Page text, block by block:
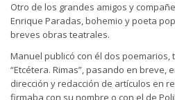
Otro de los grandes amigos y
Enrique Paradas, bohemio y poeta
breves obras teatrales.
Manuel publicó con él dos poemarios,
“Etcétera. Rimas”, pasando en breve,
dirección y redacción de artículos en
firmaba con su nombre o con el de